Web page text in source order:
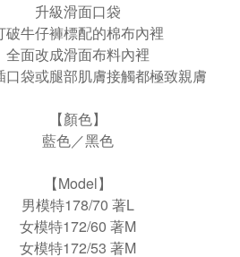
升級滑面口袋
破牛仔褲標配的棉布內裡
全面改成滑面布料內裡
口袋或腿部肌膚接觸都極致親膚
【顏色】
藍色／黑色
【Model】
男模特178/70 著L
女模特172/60 著M
女模特172/53 著M